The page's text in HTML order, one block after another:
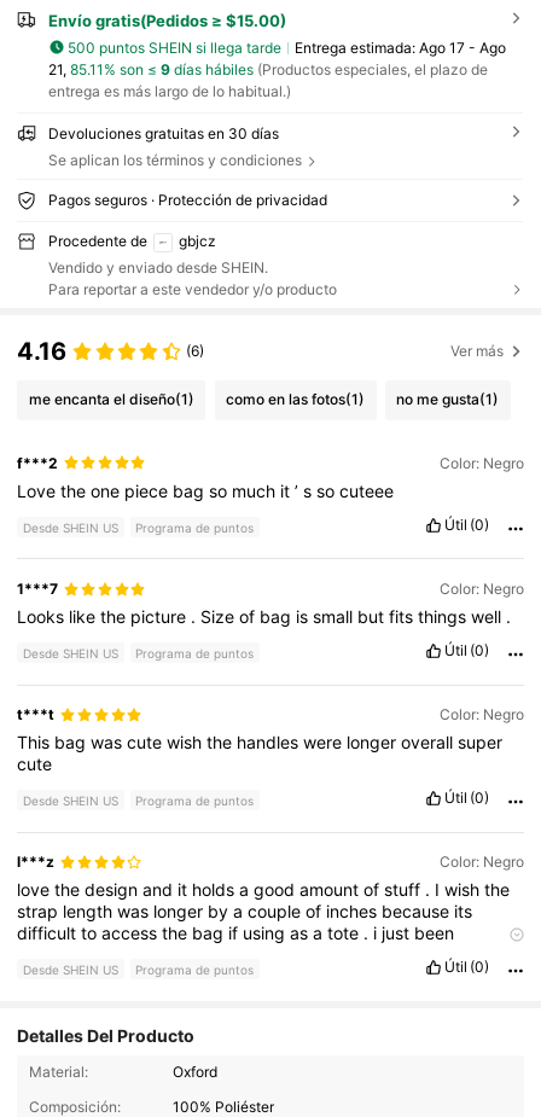
Envío gratis(Pedidos ≥ $15.00)
500 puntos SHEIN si llega tarde Entrega estimada: Ago 17 - Ago
21, 85.11% son ≤ 9días hábiles(Productos especiales, el plazo de
entrega es más largo de lo habitual.)
Devoluciones gratuitas en 30 días
Se aplican los términos y condiciones
Pagos seguros · Protección de privacidad
Procedente de
gbjcz
Vendido y enviado desde SHEIN.
Para reportar a este vendedor y/o producto
4.16 (6) Ver más
me encanta el diseño(1) como en las fotos(1) no me gusta(1)
f***2 Color: Negro
Lovetheone piece bagso much it’ssocuteee
Desde SHEIN US Programa de puntos Útil (0)
1***7 Color: Negro
Looks likethe picture . Sizeof bag issmall butfitsthingswell .
Desde SHEIN US Programa de puntos Útil (0)
t***t Color: Negro
This bagwascutewishthe handleswere longeroverallsuper
cute
Desde SHEIN US Programa de puntos Útil (0)
l***z Color: Negro
lovethedesignand it holdsagoodamountofstuff . Iwishthe
strap lengthwas longer byacoupleof inches because its
difficulttoaccessthe bag if usingasatote . i just been
Desde SHEIN US Programa de puntos Útil (0)
Detalles Del Producto
Material:
Oxford
Composición:
100% Poliéster